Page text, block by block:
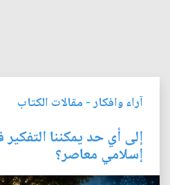
آراء وافكار- مقالات الكتاب
إلى أي حد يمكننا
إسلامي معاصر؟